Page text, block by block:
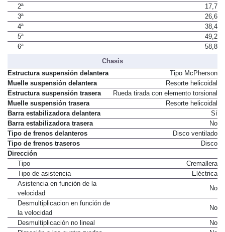
1ª
8,9
2ª
17,7
3ª
26,6
4ª
38,4
5ª
49,2
Chasis
Estructura suspensión delantera
Tipo McPherson
Muelle suspensión delantera
Resorte helicoidal
Estructura suspensión trasera
Rueda tirada con elemento torsional
Muelle suspensión trasera
Resorte helicoidal
Barra estabilizadora delantera
Sí
Barra estabilizadora trasera
No
Tipo de frenos delanteros
Disco ventilado
Tipo de frenos traseros
Dirección
Tipo
Cremallera
Tipo de asistencia
Asistencia en función de la
velocidad
Desmultiplicacion en función de
la velocidad